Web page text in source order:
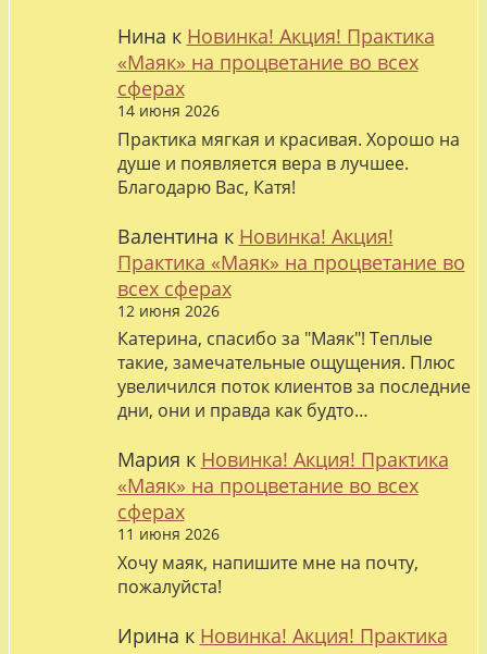
Нина к Новинка! Акция! Практика
«Маяк» на процветание во всех
сферах
14 июня 2026
Практика мягкая и красивая. Хорошо на
душе и появляется вера в лучшее.
Благодарю Вас, Катя!
Валентина к Новинка! Акция!
Практика «Маяк» на процветание во
всех сферах
12 июня 2026
Катерина, спасибо за "Маяк"! Теплые
такие, замечательные ощущения. Плюс
увеличился поток клиентов за последние
дни, они и правда как будто…
Мария к Новинка! Акция! Практика
«Маяк» на процветание во всех
сферах
11 июня 2026
Хочу маяк, напишите мне на почту,
пожалуйста!
Ирина к Новинка! Акция! Практика